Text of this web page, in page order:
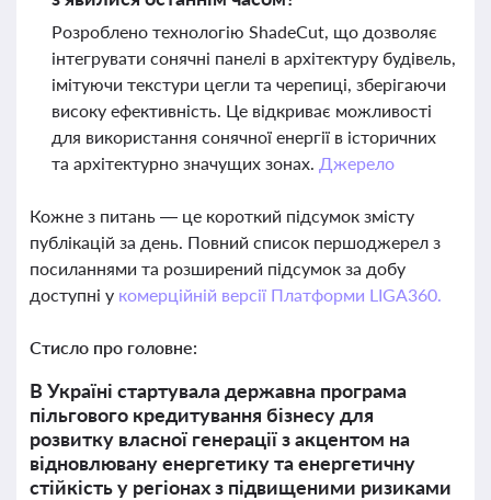
Розроблено технологію ShadeCut, що дозволяє
інтегрувати сонячні панелі в архітектуру будівель,
імітуючи текстури цегли та черепиці, зберігаючи
високу ефективність. Це відкриває можливості
для використання сонячної енергії в історичних
та архітектурно значущих зонах. Джерело
Кожне з питань — це короткий підсумок змісту
публікацій за день. Повний список першоджерел з
посиланнями та розширений підсумок за добу
доступні у комерційній версії Платформи LIGA360.
Стисло про головне:
В Україні стартувала державна програма
пільгового кредитування бізнесу для
розвитку власної генерації з акцентом на
відновлювану енергетику та енергетичну
стійкість у регіонах з підвищеними ризиками